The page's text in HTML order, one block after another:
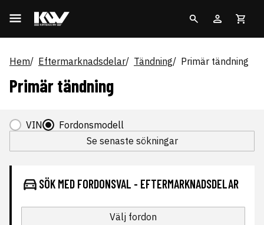
Hem Eftermarknadsdelar Tändning Primär tändning
Primär tändning
VIN
Fordonsmodell
Se senaste sökningar
SÖK MED FORDONSVAL - EFTERMARKNADSDELAR
Välj fordon